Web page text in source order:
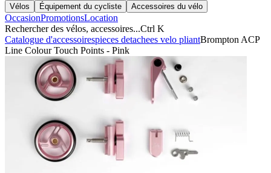
Vélos Équipement du cycliste Accessoires du vélo
OccasionPromotionsLocation
Rechercher des vélos, accessoires...Ctrl K
Catalogue d'accessoirespieces detachees velo pliantBrompton ACP
Line Colour Touch Points - Pink